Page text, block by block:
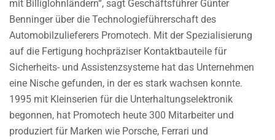
mit Billiglohnländern“, sagt Geschäftsführer Günter
Benninger über die Technologieführerschaft des
Automobilzulieferers Promotech. Mit der Spezialisierung
auf die Fertigung hochpräziser Kontaktbauteile für
Sicherheits- und Assistenzsysteme hat das Unternehmen
eine Nische gefunden, in der es stark wachsen konnte.
1995 mit Kleinserien für die Unterhaltungselektronik
begonnen, hat Promotech heute 300 Mitarbeiter und
produziert für Marken wie Porsche, Ferrari und